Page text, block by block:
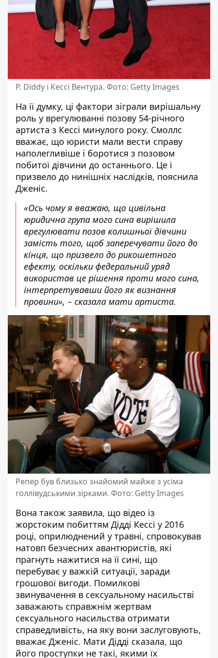
P. Diddy і Кессі Вентура. Фото: Getty Images
На її думку, ці фактори зіграли вирішальну
роль у врегулюванні позову 54-річного
артиста з Кессі минулого року. Смоллс
вважає, що юристи мали вести справу
наполегливіше і боротися з позовом
побитої дівчини до останнього. Це і
призвело до нинішніх наслідків, пояснила
Дженіс.
«Ось чому я вважаю, що цивільна
юридична група мого сина вирішила
врегулювати позов колишньої дівчини
замість того, щоб заперечувати його до
кінця, що призвело до рикошетного
ефекту, оскільки федеральний уряд
використав це рішення проти мого сина,
інтерпретувавши його як визнання
провини», – сказала мати артиста.
Репер був близько знайомий майже з усіма
голлівудськими зірками. Фото: Getty Images
Вона також заявила, що відео із
жорстоким побиттям Дідді Кессі у 2016
році, оприлюднений у травні, спровокував
натовп безчесних авантюристів, які
прагнуть нажитися на її сині, що
перебуває у важкій ситуації, заради
грошової вигоди. Помилкові
звинувачення в сексуальному насильстві
заважають справжнім жертвам
сексуального насильства отримати
справедливість, на яку вони заслуговують,
вважає Дженіс. Мати Дідді сказала, що
його проступки не такі, якими їх